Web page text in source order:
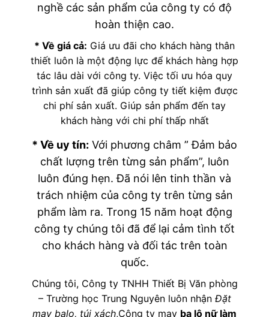
nghề các sản phẩm của công ty có độ
hoàn thiện cao.
* Về giá cả: Giá ưu đãi cho khách hàng thân
thiết luôn là một động lực để khách hàng hợp
tác lâu dài với công ty. Việc tối ưu hóa quy
trình sản xuất đã giúp công ty tiết kiệm được
chi phí sản xuất. Giúp sản phẩm đến tay
khách hàng với chi phí thấp nhất
* Về uy tín: Với phương châm ” Đảm bảo
chất lượng trên từng sản phẩm”, luôn
luôn đúng hẹn. Đã nói lên tinh thần và
trách nhiệm của công ty trên từng sản
phẩm làm ra. Trong 15 năm hoạt động
công ty chúng tôi đã để lại cảm tình tốt
cho khách hàng và đối tác trên toàn
quốc.
Chúng tôi, Công ty TNHH Thiết Bị Văn phòng
– Trường học Trung Nguyên luôn nhận Đặt
may balo, túi xách,Công ty may ba lô nữ làm